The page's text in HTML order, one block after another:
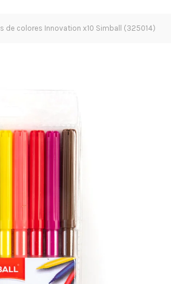
de colores Innovation x10 Simball (325014)